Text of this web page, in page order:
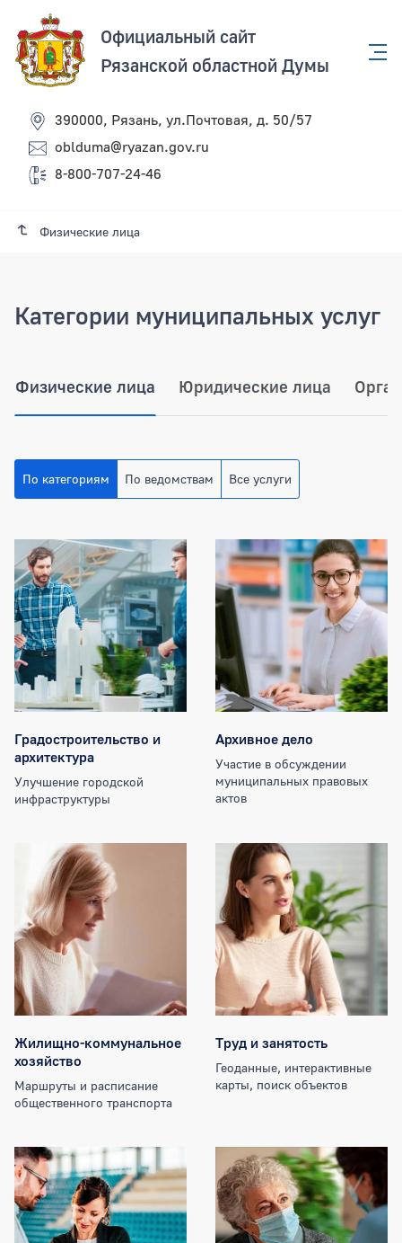
Официальный сайт
Рязанской областной Думы
390000, Рязань, ул.Почтовая, д. 50/57
oblduma@ryazan.gov.ru
8-800-707-24-46
Физические лица
Категории муниципальных услуг
Физические лица Юридические лица
По категориям По ведомствам Все услуги
Категории муниципальных услуг
Градостроительство и
архитектура
Улучшение городской
инфраструктуры
Архивное дело
Участие в обсуждении
муниципальных правовых
актов
Жилищно-коммунальное
хозяйство
Маршруты и расписание
общественного транспорта
Труд и занятость
Геоданные, интерактивные
карты, поиск объектов